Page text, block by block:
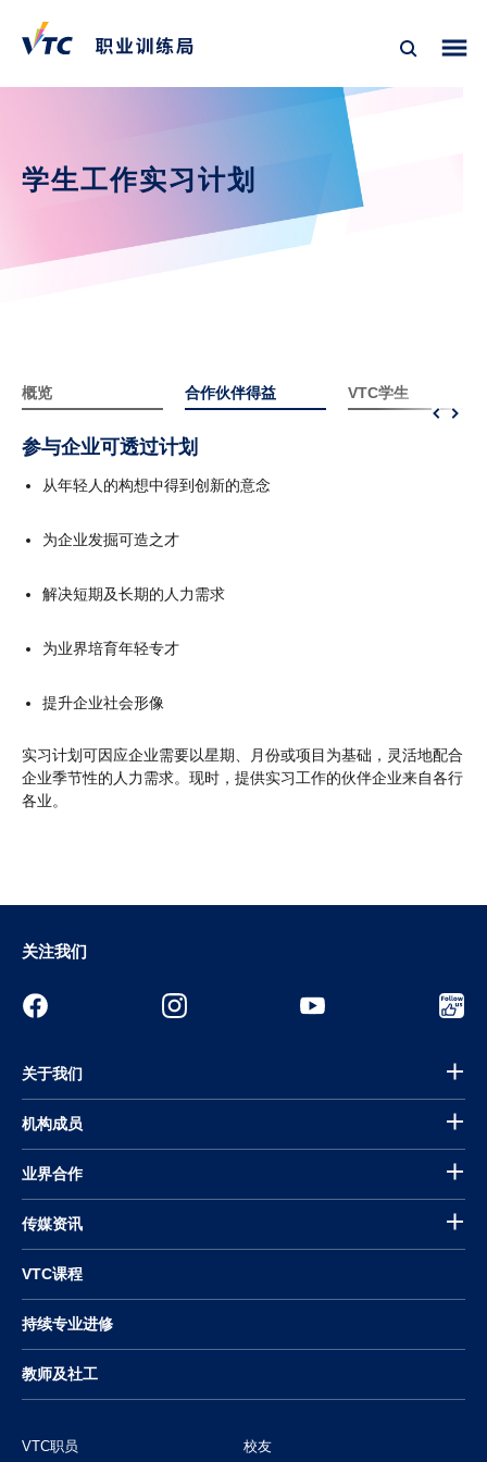
学生工作实习计划
概览 合作伙伴得益 VTC学生
参与企业可透过计划
从年轻人的构想中得到创新的意念
为企业发掘可造之才
解决短期及长期的人力需求
为业界培育年轻专才
提升企业社会形像
实习计划可因应企业需要以星期、月份或项目为基础，灵活地配合
企业季节性的人力需求。现时，提供实习工作的伙伴企业来自各行
各业。
关注我们
关于我们
机构成员
业界合作
传媒资讯
VTC课程
持续专业进修
教师及社工
VTC职员 校友